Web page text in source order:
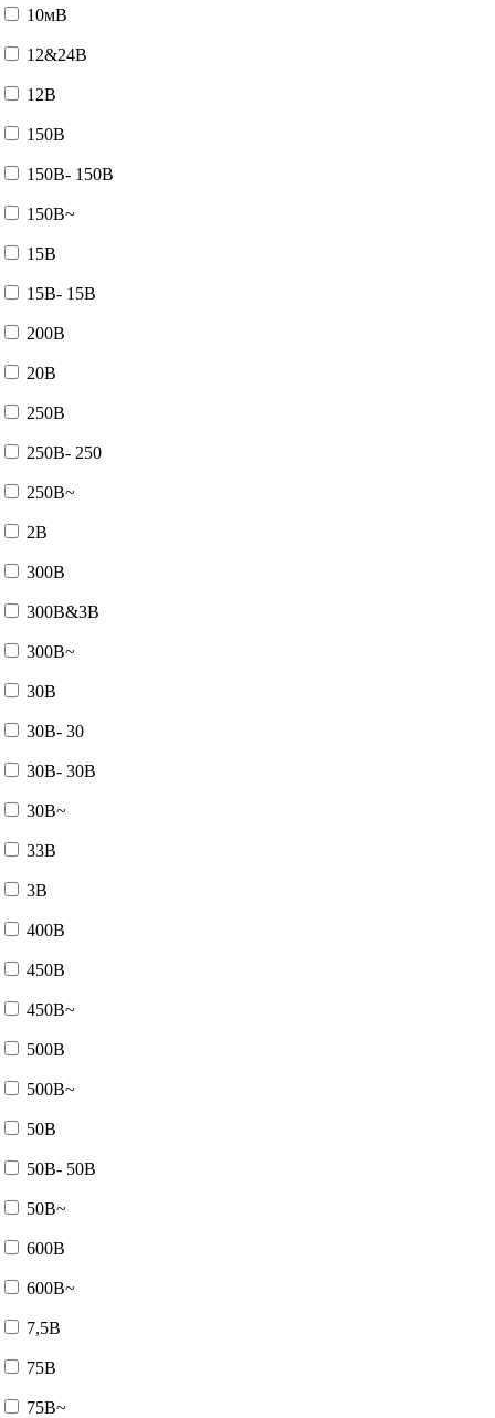
10мВ
12&24В
12В
150В
150В- 150В
150В~
15В
15В- 15В
200В
20В
250В
250В- 250
250В~
2В
300В
300В&3В
300В~
30В
30В- 30
30В- 30В
30В~
33В
3В
400В
450В
450В~
500В
500В~
50В
50В- 50В
50В~
600В
600В~
7,5В
75В
75В~